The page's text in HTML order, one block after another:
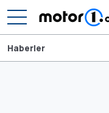
Haberler